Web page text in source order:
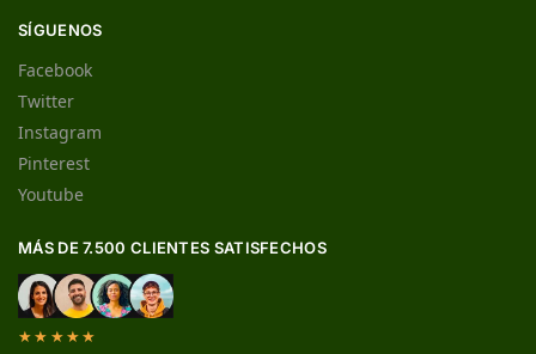
SÍGUENOS
Facebook
Twitter
Instagram
Pinterest
Youtube
MÁS DE 7.500 CLIENTES SATISFECHOS
★★★★★